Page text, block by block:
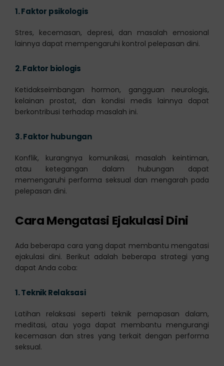
1.Faktor psikologis
Stres, kecemasan, depresi, dan masalah emosional
lainnya dapat mempengaruhi kontrol pelepasan dini.
2.Faktor biologis
Ketidakseimbangan hormon, gangguan neurologis,
kelainan prostat, dan kondisi medis lainnya dapat
berkontribusi terhadap masalah ini.
3.Faktor hubungan
Konflik, kurangnya komunikasi, masalah keintiman,
atau ketegangan dalam hubungan dapat
memengaruhi performa seksual dan mengarah pada
pelepasan dini.
Cara Mengatasi Ejakulasi Dini
Ada beberapa cara yang dapat membantu mengatasi
ejakulasi dini. Berikut adalah beberapa strategi yang
dapat Anda coba:
1.Teknik Relaksasi
Latihan relaksasi seperti teknik pernapasan dalam,
meditasi, atau yoga dapat membantu mengurangi
kecemasan dan stres yang terkait dengan performa
seksual.